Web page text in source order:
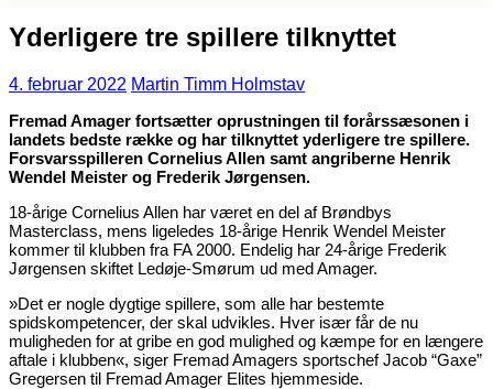
Yderligere tre spillere tilknyttet
4. februar 2022 Martin Timm Holmstav
Fremad Amager fortsætter oprustningen til forårssæsonen i
landets bedste række og har tilknyttet yderligere tre spillere.
Forsvarsspilleren Cornelius Allen samt angriberne Henrik
Wendel Meister og Frederik Jørgensen.
18-årige Cornelius Allen har været en del af Brøndbys
Masterclass, mens ligeledes 18-årige Henrik Wendel Meister
kommer til klubben fra FA 2000. Endelig har 24-årige Frederik
Jørgensen skiftet Ledøje-Smørum ud med Amager.
»Det er nogle dygtige spillere, som alle har bestemte
spidskompetencer, der skal udvikles. Hver især får de nu
muligheden for at gribe en god mulighed og kæmpe for en længere
aftale i klubben«, siger Fremad Amagers sportschef Jacob “Gaxe”
Gregersen til Fremad Amager Elites hjemmeside.